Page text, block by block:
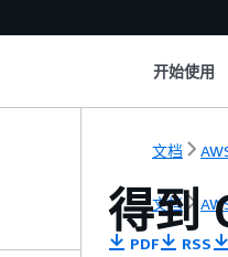
开始使用
文档
文档
得到
PDF RSS